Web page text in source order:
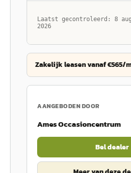
Laatst gecontroleerd: 8
2026
Zakelijk leasen vanaf €565/
AANGEBODEN DOOR
Ames Occasioncentrum
Bel dealer